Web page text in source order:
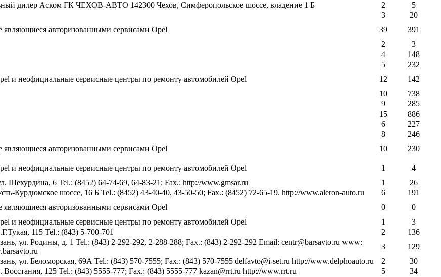
дилер Аском ГК ЧЕХОВ-АВТО 142300 Чехов, Симферопольское шоссе, владение 1 Б 2
5
3
20
являющиеся авторизованными сервисами Opel 39
391
2
3
4
148
5
232
и неофициальные сервисные центры по ремонту автомобилей Opel 12
142
10
738
9
285
15
886
6
227
8
246
являющиеся авторизованными сервисами Opel 10
230
и неофициальные сервисные центры по ремонту автомобилей Opel 1
4
Шехурдина, 6 Tel.: (8452) 64-74-69, 64-83-21; Fax.: http://www.gmsar.ru 1
26
Курдюмское шоссе, 16 Б Tel.: (8452) 43-40-40, 43-50-50; Fax.: (8452) 72-65-19. http://www.aleron-auto.ru 6
191
являющиеся авторизованными сервисами Opel 0
0
и неофициальные сервисные центры по ремонту автомобилей Opel 1
3
115 Tel.: (843) 5-700-701 2
136
ул. Родины, д. 1 Tel.: (843) 2-292-292, 2-288-288; Fax.: (843) 2-292-292 Email: centr@barsavto.ru www:
3
129
ул. Беломорская, 69А Tel.: (843) 570-7555; Fax.: (843) 570-7555 delfavto@i-set.ru http://www.delphoauto.ru 2
30
Восстания, 125 Tel.: (843) 5555-777; Fax.: (843) 5555-777 kazan@rrt.ru http://www.rrt.ru 5
34